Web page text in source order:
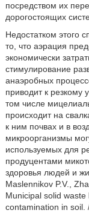
посредством их
дорогостоящих
Недостатком этого
то, что аэрация
экономически
стимулирование
анаэробных
приводит к резкому
том числе
происходит на
к ним почвах и в
микроорганизмы
используемых для
продуцентами
здоровья людей и
Maslennikov P.V.,
Municipal solid
contamination in soil.